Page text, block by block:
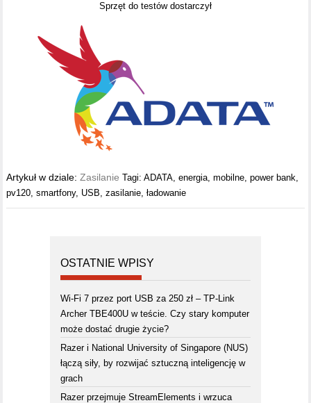
Sprzęt do testów dostarczył
Artykuł w dziale:Zasilanie Tagi:ADATA,energia,mobilne,power bank,
pv120,smartfony, USB,zasilanie,ładowanie
OSTATNIE WPISY
Wi-Fi 7 przez port USB za 250 zł – TP-Link
Archer TBE400U w teście. Czy stary komputer
może dostać drugie życie?
Razer i National University of Singapore (NUS)
łączą siły, by rozwijać sztuczną inteligencję w
grach
Razer przejmuje StreamElements i wrzuca